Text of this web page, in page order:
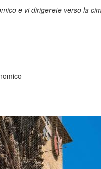
e vi dirigerete verso la